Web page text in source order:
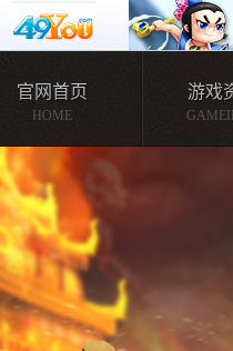
官网首页
HOME
游戏